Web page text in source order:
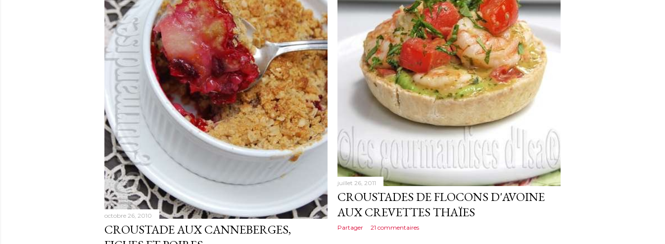
juillet 26, 2011
CROUSTADES DE FLOCONS D'AVOINE
AUX CREVETTES THAÏES
Partager 21 commentaires
octobre 26, 2010
CROUSTADE AUX CANNEBERGES,